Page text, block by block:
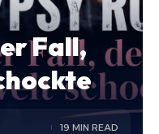
Fall,
19 MIN READ